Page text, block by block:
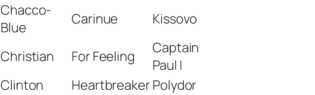
Chacco-
Blue
Carinue Kissovo
Christian For Feeling
Captain
Paul I
Clinton Heartbreaker Polydor